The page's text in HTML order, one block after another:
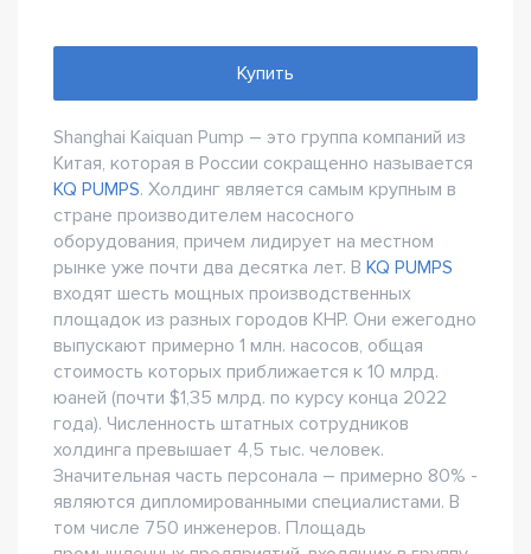
Купить
Shanghai Kaiquan Pump – это группа компаний из
Китая, которая в России сокращенно называется
KQ PUMPS. Холдинг является самым крупным в
стране производителем насосного
оборудования, причем лидирует на местном
рынке уже почти два десятка лет. В KQ PUMPS
входят шесть мощных производственных
площадок из разных городов КНР. Они ежегодно
выпускают примерно 1 млн. насосов, общая
стоимость которых приближается к 10 млрд.
юаней (почти $1,35 млрд. по курсу конца 2022
года). Численность штатных сотрудников
холдинга превышает 4,5 тыс. человек.
Значительная часть персонала – примерно 80% -
являются дипломированными специалистами. В
том числе 750 инженеров. Площадь